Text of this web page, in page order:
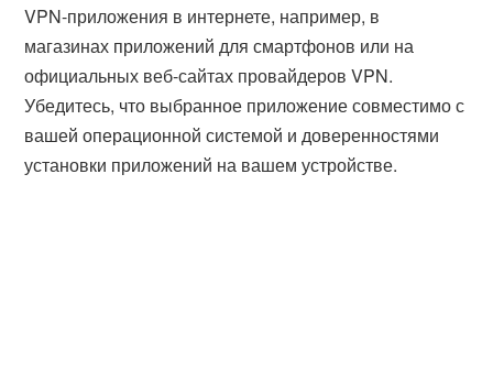
VPN-приложения в интернете, например, в
магазинах приложений для смартфонов или на
официальных веб-сайтах провайдеров VPN.
Убедитесь, что выбранное приложение совместимо с
вашей операционной системой и доверенностями
установки приложений на вашем устройстве.